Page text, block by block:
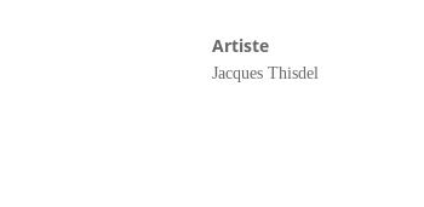
Artiste
Jacques Thisdel